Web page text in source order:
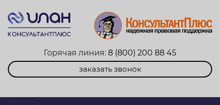
Горячая линия: 8 (800) 200 88 45
заказать звонок